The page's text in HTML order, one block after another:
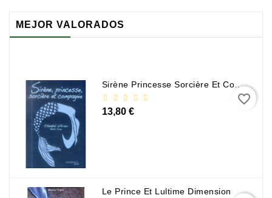
MEJOR VALORADOS
Sirène Princesse Sorcière Et Compagnie
13,80 €
favorite_border
Le Prince Et Lultime Dimension